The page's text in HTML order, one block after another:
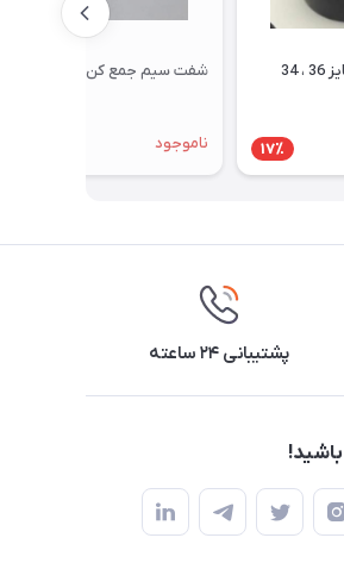
34
17٪
شفت سیم جمع کن ناسیونال
ناموجود
پشتیبانی ۲۴ ساعته